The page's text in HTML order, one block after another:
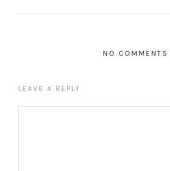
NO COMMENTS
LEAVE A REPLY